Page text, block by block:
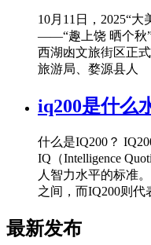
10月11日，2025“
——“趣上饶 晒个秋
西湖凼文旅街区正
旅游局、婺源县人
iq200是什么
什么是IQ200？
IQ（Intelligence
人智力水平的标准
之间，而IQ200则代
最新发布